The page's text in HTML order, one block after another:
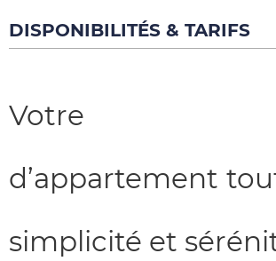
DISPONIBILITÉS & TARIFS
Votre
d’appartement
simplicité et